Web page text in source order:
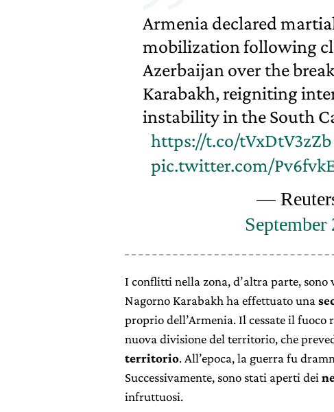
Armenia declared
mobilization following
Azerbaijan over the
Karabakh, reigniting
instability in the South
https://t.co/tVxDtV3zZb
pic.twitter.com/
—
September
I conflitti nella zona, d’altra parte, sono
Nagorno Karabakh ha effettuato una
proprio dell’Armenia. Il cessate il fuoco
nuova divisione del territorio, che
territorio. All’epoca, la guerra fu
Successivamente, sono stati aperti dei
infruttuosi.